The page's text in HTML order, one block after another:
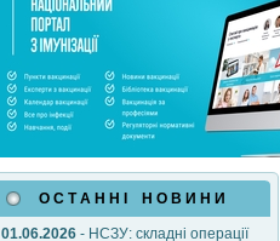
О С Т А Н Н І Н О В И Н И
01.06.2026- НСЗУ: складні операції